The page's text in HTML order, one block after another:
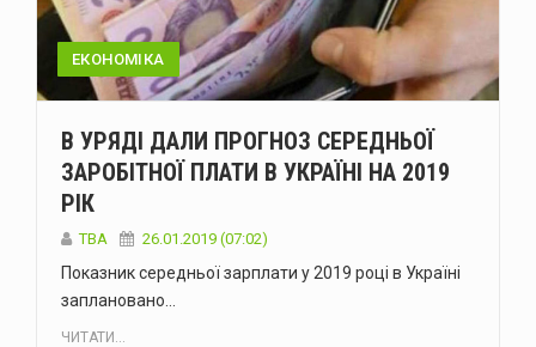
ЕКОНОМІКА
В УРЯДІ ДАЛИ ПРОГНОЗ СЕРЕДНЬОЇ
ЗАРОБІТНОЇ ПЛАТИ В УКРАЇНІ НА 2019
РІК
TBA 26.01.2019 (07:02)
Показник середньої зарплати у 2019 році в Україні
заплановано…
ЧИТАТИ...